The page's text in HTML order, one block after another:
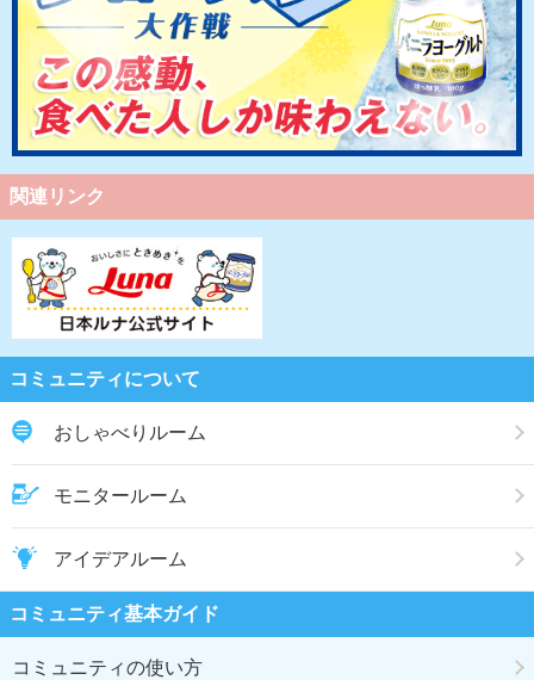
関連リンク
コミュニティについて
おしゃべりルーム
モニタールーム
アイデアルーム
コミュニティ基本ガイド
コミュニティの使い方